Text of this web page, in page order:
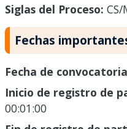
Siglas del Proceso: CS/
Fechas
Fecha de
Inicio de registro de
00:01:00